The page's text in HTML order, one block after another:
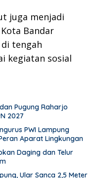
juga menjadi
Bandar
tengah
kegiatan sosial
Pugung Raharjo
2027
PWI Lampung
Aparat Lingkungan
Daging dan Telur
Ular Sanca 2,5 Meter